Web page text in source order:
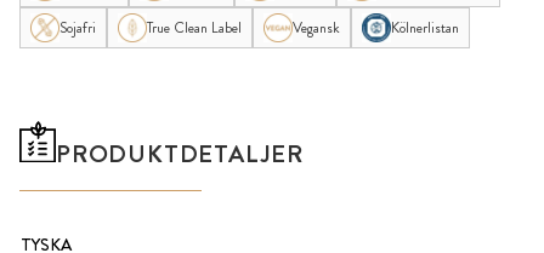
Sojafri
True Clean Label Vegansk Kölnerlistan
PRODUKTDETALJER
TYSKA